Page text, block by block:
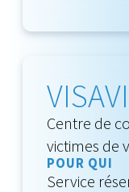
Centre de
victimes de
POUR QUI
Service